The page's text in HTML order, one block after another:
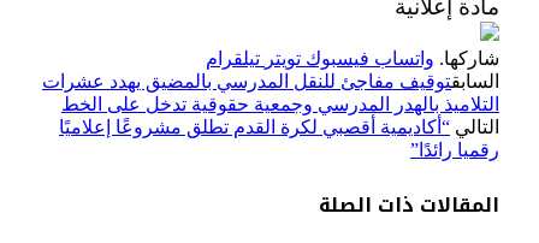
مادة إعلانية
شاركها. واتساب فيسبوك تويتر تيلقرام
السابقتوقيف مفاجئ للنقل المدرسي بالمضيق يهدد عشرات
التلاميذ بالهدر المدرسي وجمعية حقوقية تدخل على الخط
التالي “أكاديمية أقصبي لكرة القدم تطلق مشروعًا إعلاميًا
رقميا رائدًا”
المقالات ذات الصلة